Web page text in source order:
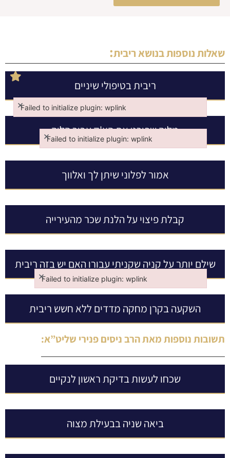
שאלות נוספות בנושאריבית:
ריבית בטיפולי שיניים
מלוה שפורט את הצ'ק עבור הלוה
אמור לפלוני שיתן לך ואלווך
קבלת פיצוי על הלנת שכר מהעירייה
שילם יותר על קניה שקניתי עבורו האם יש בזה ריבית
השקעה בקרן מחקה מדדים ללא חשש ריבית
תשובות נוספות מאתהרב ניסים פנירי שליט”א:
שכחו לעשות בדיקת ראשון לנקיים
ביאה שניה בבעילת מצוה
Failed to initialize plugin: wplink
×
Failed to initialize plugin: wplink
Failed to initialize plugin: wplink
×
Failed to initialize plugin: wplink
Failed to initialize plugin: wplink
×
Failed to initialize plugin: wplink